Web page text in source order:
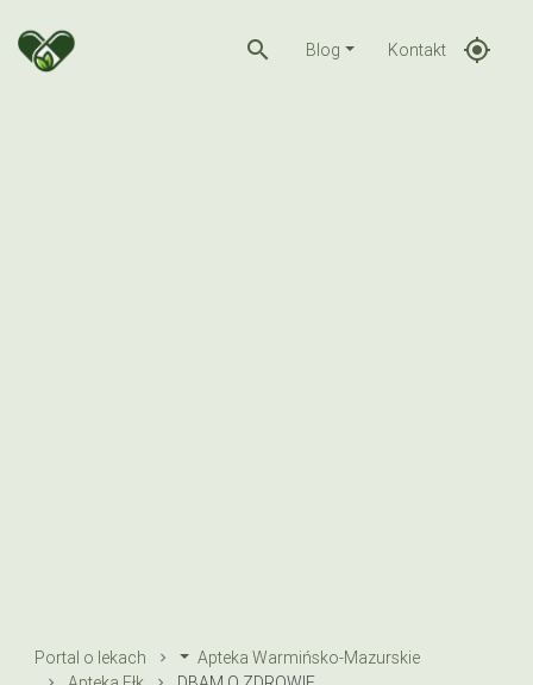
search Blog Kontakt gps_fixed
Portal o lekach
Apteka Warmińsko-Mazurskie